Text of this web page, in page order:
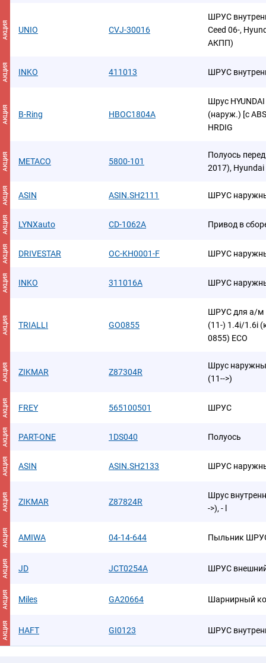
АКЦИЯ UNIO CVJ-30016
ШРУС
Ceed 06-,
АКПП)
АКЦИЯ INKO 411013 ШРУС
АКЦИЯ B-Ring HBOC1804A
Шрус
(наруж.) [с
HRDIG
АКЦИЯ METACO 5800-101
Полуось
2017),
АКЦИЯ ASIN ASIN.SH2111 ШРУС
АКЦИЯ LYNXauto CD-1062A Привод в
АКЦИЯ DRIVESTAR OC-KH0001-F ШРУС
АКЦИЯ INKO 311016A ШРУС
АКЦИЯ TRIALLI GO0855
ШРУС для а/м
(11-) 1.4i/1.6i
0855) ECO
АКЦИЯ ZIKMAR Z87304R
Шрус
(11-->)
АКЦИЯ FREY 565100501 ШРУС
АКЦИЯ PART-ONE 1DS040 Полуось
АКЦИЯ ASIN ASIN.SH2133 ШРУС
АКЦИЯ ZIKMAR Z87824R
Шрус
->), - l
АКЦИЯ AMIWA 04-14-644 Пыльник
АКЦИЯ JD JCT0254A ШРУС
АКЦИЯ Miles GA20664 Шарнирный
АКЦИЯ HAFT GI0123 ШРУС